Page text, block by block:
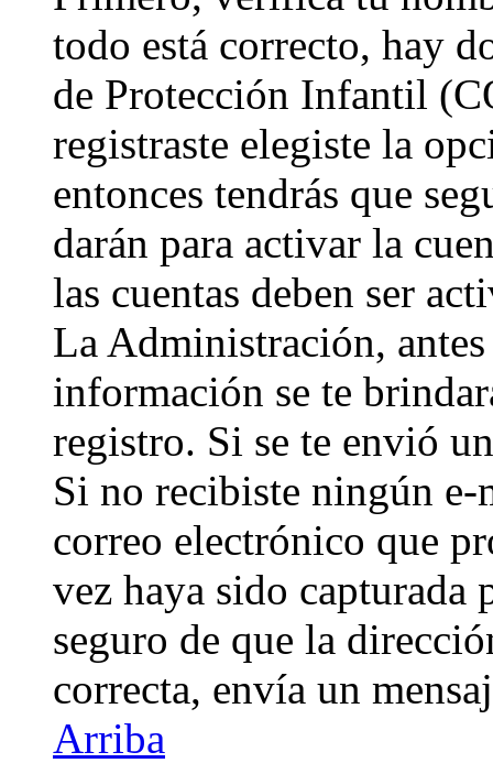
todo está correcto, hay
de Protección Infantil
registraste elegiste la
entonces tendrás que
darán para activar la
las cuentas deben ser
La Administración,
información se te
registro. Si se te envió
Si no recibiste ningún e-
correo electrónico que
vez haya sido capturada
seguro de que la
correcta, envía un
Arriba